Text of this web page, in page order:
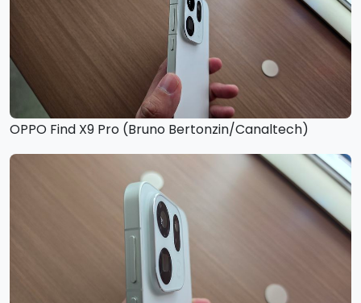
OPPO Find X9 Pro (Bruno Bertonzin/Canaltech)